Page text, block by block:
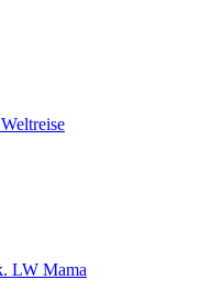
LW Mama